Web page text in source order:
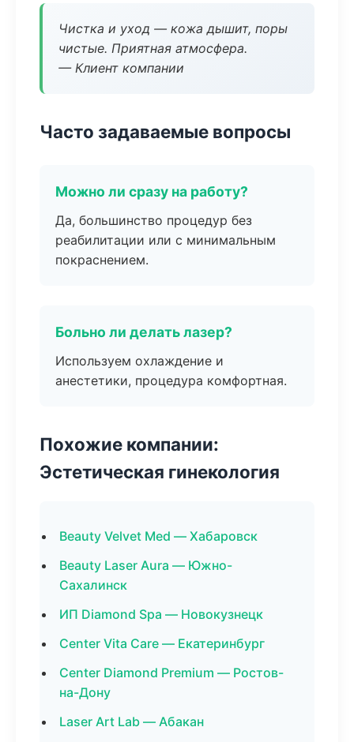
Чистка и уход — кожа дышит, поры
чистые. Приятная атмосфера.
— Клиент компании
Часто задаваемые вопросы
Можно ли сразу на работу?
Да, большинство процедур без
реабилитации или с минимальным
покраснением.
Больно ли делать лазер?
Используем охлаждение и
анестетики, процедура комфортная.
Похожие компании:
Эстетическая гинекология
Beauty Velvet Med — Хабаровск
Beauty Laser Aura — Южно-
Сахалинск
ИП Diamond Spa — Новокузнецк
Center Vita Care — Екатеринбург
Center Diamond Premium — Ростов-
на-Дону
Laser Art Lab — Абакан